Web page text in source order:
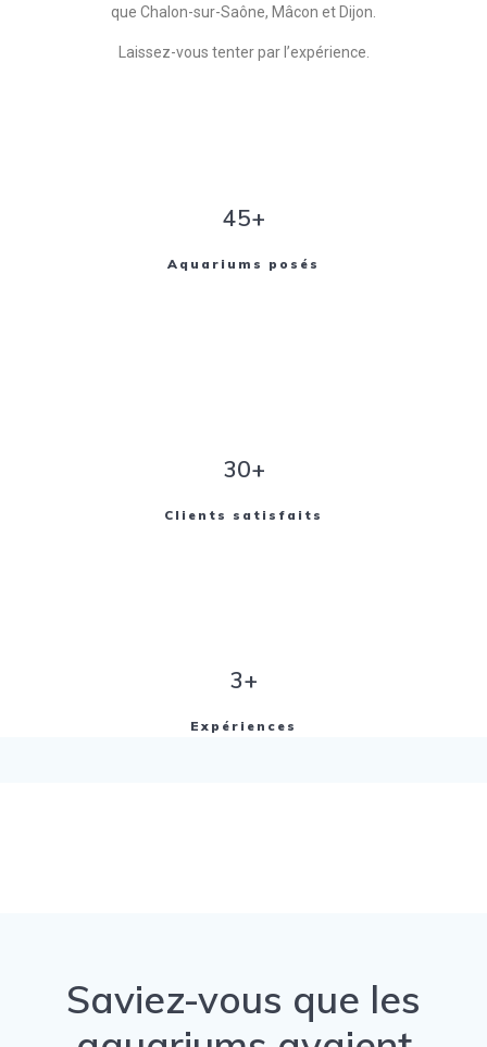
que Chalon-sur-Saône, Mâcon et Dijon.
Laissez-vous tenter par l’expérience.
45+
Aquariums posés
30+
Clients satisfaits
3+
Expériences
Saviez-vous que les